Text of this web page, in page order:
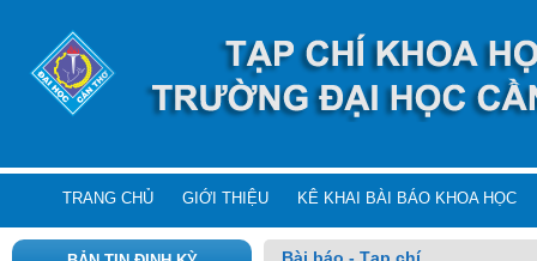
TRANG CHỦ GIỚI THIỆU KÊ KHAI BÀI BÁO KHOA HỌC